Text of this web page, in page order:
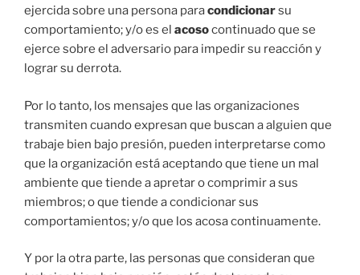
ejercida sobre una persona paracondicionarsu
comportamiento; y/o es el acosocontinuado que se
ejerce sobre el adversario para impedir su reacción y
lograr su derrota.
Por lo tanto, los mensajes que las organizaciones
transmiten cuando expresan que buscan a alguien que
trabaje bien bajo presión, pueden interpretarse como
que la organización está aceptando que tiene un mal
ambiente que tiende a apretar o comprimir a sus
miembros; o que tiende a condicionar sus
comportamientos; y/o que los acosa continuamente.
Y por la otra parte, las personas que consideran que